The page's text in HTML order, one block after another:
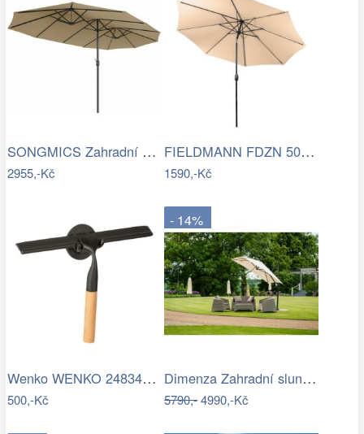
SONGMICS Zahradní slunečník Lyre šedý
2955,-Kč
FIELDMANN FDZN 5006 Slunečník krémový 3…
1590,-Kč
Wenko WENKO 24834100 - Stěrka BAMBUSa…
500,-Kč
- 14%
Dimenza Zahradní slunečník ROMA výkyvný…
5790,-4990,-Kč